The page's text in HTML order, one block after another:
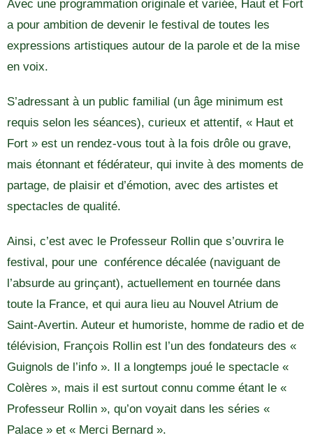
Avec une programmation originale et variée, Haut et Fort
a pour ambition de devenir le festival de toutes les
expressions artistiques autour de la parole et de la mise
en voix.
S’adressant à un public familial (un âge minimum est
requis selon les séances), curieux et attentif, « Haut et
Fort » est un rendez-vous tout à la fois drôle ou grave,
mais étonnant et fédérateur, qui invite à des moments de
partage, de plaisir et d’émotion, avec des artistes et
spectacles de qualité.
Ainsi, c’est avec le Professeur Rollin que s’ouvrira le
festival, pour une conférence décalée (naviguant de
l’absurde au grinçant), actuellement en tournée dans
toute la France, et qui aura lieu au Nouvel Atrium de
Saint-Avertin. Auteur et humoriste, homme de radio et de
télévision, François Rollin est l’un des fondateurs des «
Guignols de l’info ». Il a longtemps joué le spectacle «
Colères », mais il est surtout connu comme étant le «
Professeur Rollin », qu’on voyait dans les séries «
Palace » et « Merci Bernard ».